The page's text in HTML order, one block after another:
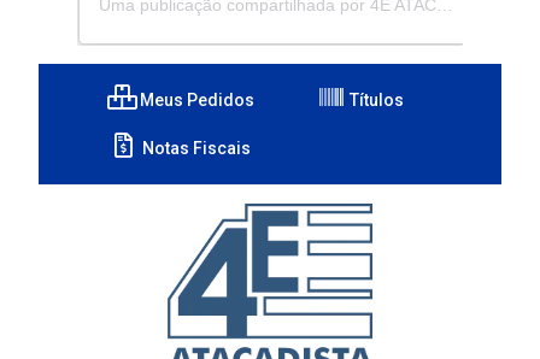
Meus Pedidos Títulos
Notas Fiscais